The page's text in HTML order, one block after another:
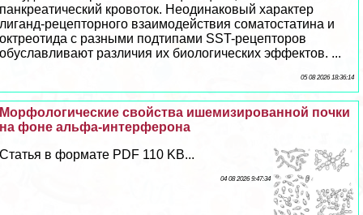
панкреатический кровоток. Неодинаковый хаpaктер
лиганд-рецепторного взаимодействия соматостатина и
октреотида с разными подтипами SST-рецепторов
обуславливают различия их биологических эффектов. ...
05 08 2026 18:36:14
Морфологические свойства ишемизированной почки
на фоне альфа-интерферона
Статья в формате PDF 110 KB...
04 08 2026 9:47:34